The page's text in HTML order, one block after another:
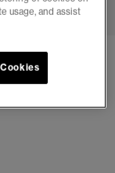
usage, and assist